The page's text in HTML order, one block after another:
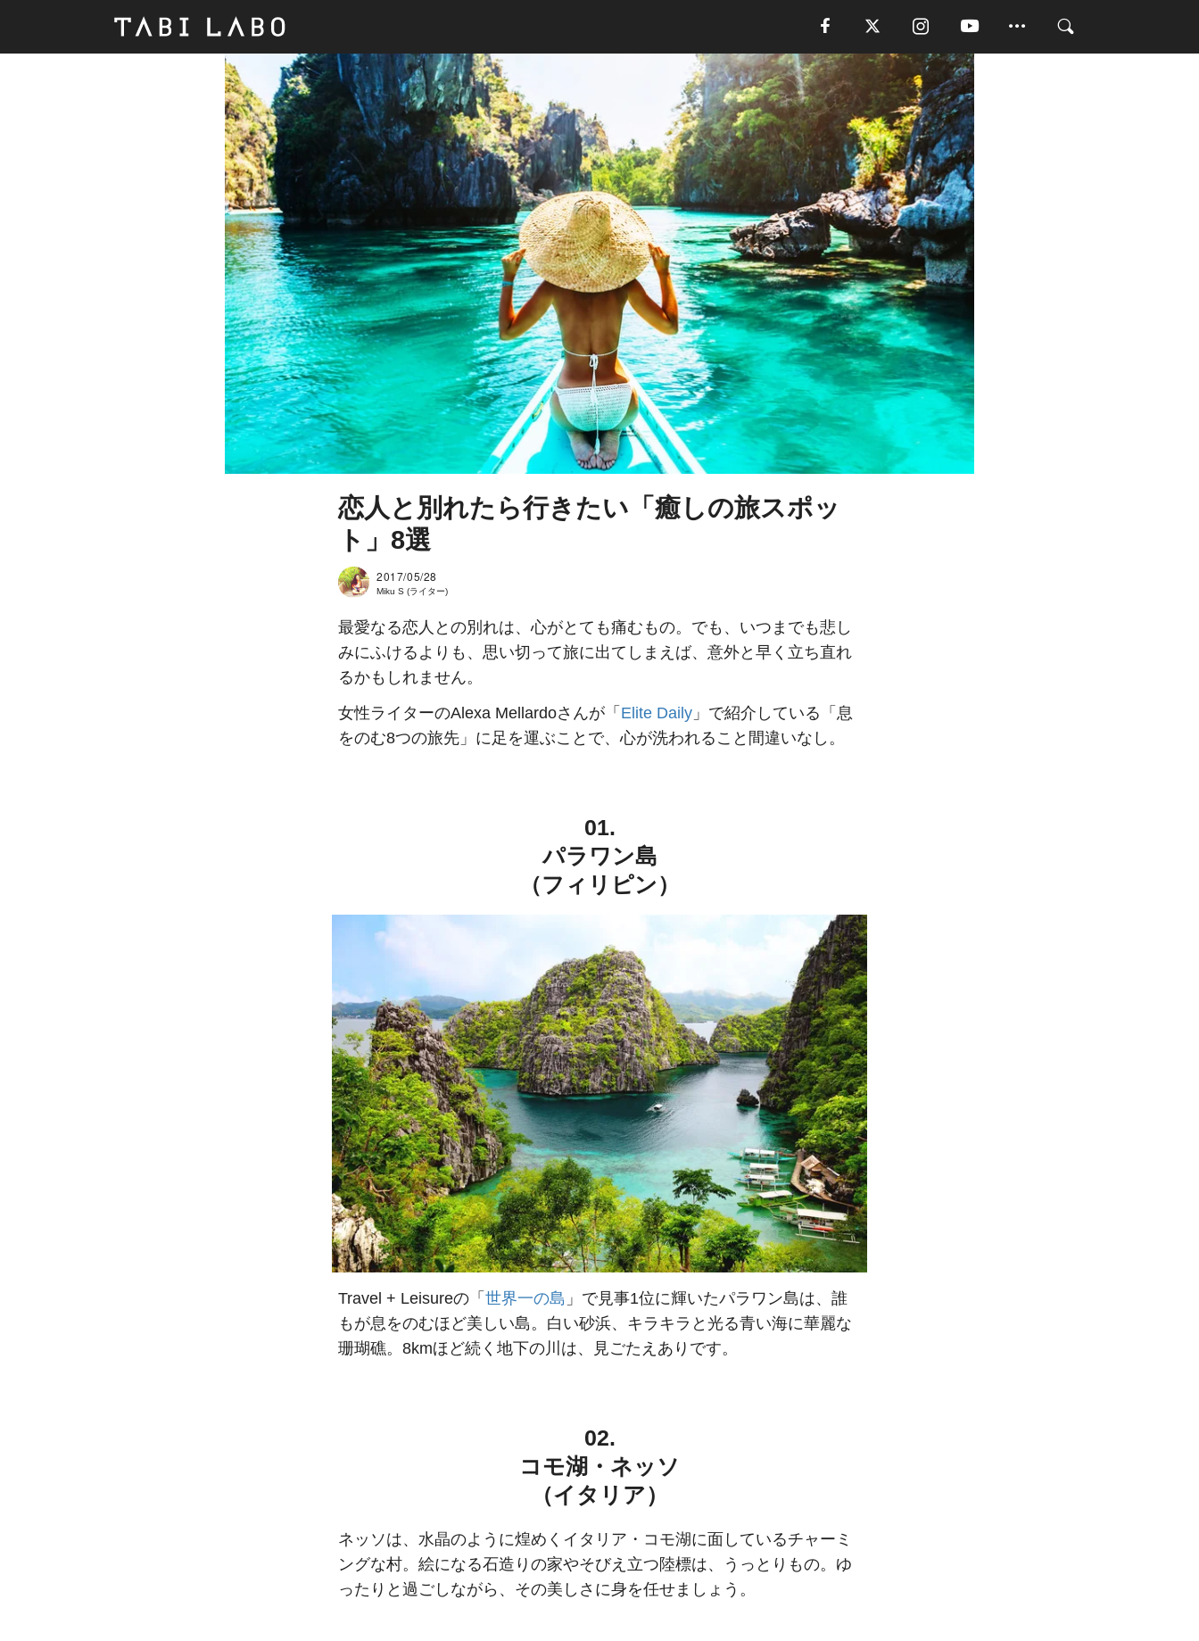
恋人と別れたら行きたい「癒しの旅スポッ
ト」8選
2017/05/28
Miku S (ライター)
最愛なる恋人との別れは、心がとても痛むもの。でも、いつまでも悲し
みにふけるよりも、思い切って旅に出てしまえば、意外と早く立ち直れ
るかもしれません。
女性ライターのAlexa Mellardoさんが「 Elite Daily 」で紹介している「息
をのむ8つの旅先」に足を運ぶことで、心が洗われること間違いなし。
01.
パラワン島
（フィリピン）
Travel + Leisureの「 世界一の島 」で見事1位に輝いたパラワン島は、誰
もが息をのむほど美しい島。白い砂浜、キラキラと光る青い海に華麗な
珊瑚礁。8kmほど続く地下の川は、見ごたえありです。
02.
コモ湖・ネッソ
（イタリア）
ネッソは、水晶のように煌めくイタリア・コモ湖に面しているチャーミ
ングな村。絵になる石造りの家やそびえ立つ陸標は、うっとりもの。ゆ
ったりと過ごしながら、その美しさに身を任せましょう。